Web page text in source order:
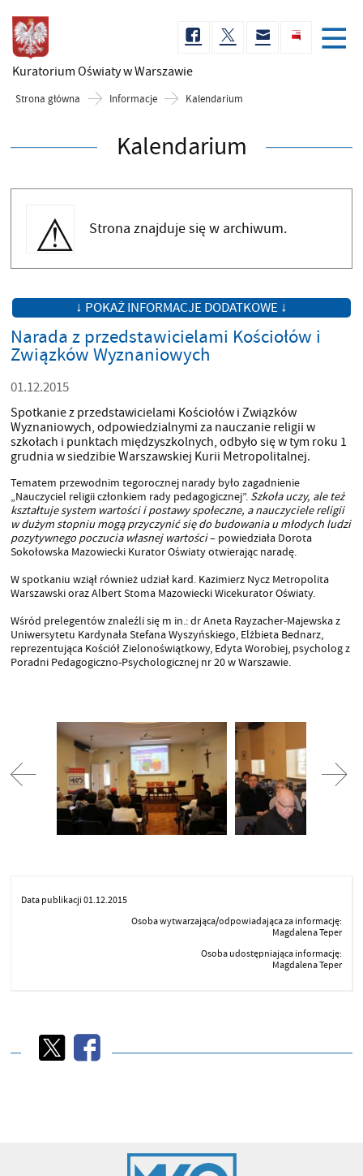
Kuratorium Oświatyw Warszawie
Strona główna Informacje Kalendarium
Kalendarium
Strona znajduje się w archiwum.
↓ POKAŻ INFORMACJE DODATKOWE ↓
Narada z przedstawicielami Kościołów i
Związków Wyznaniowych
01.12.2015
Spotkanie z przedstawicielami Kościołów i Związków
Wyznaniowych, odpowiedzialnymi za nauczanie religii w
szkołach i punktach międzyszkolnych, odbyło się w tym roku 1
grudnia w siedzibie Warszawskiej Kurii Metropolitalnej.
Tematem przewodnim tegorocznej narady było zagadnienie
„Nauczyciel religii członkiem rady pedagogicznej”. Szkoła uczy, ale też
kształtuje system wartości i postawy społeczne, a nauczyciele religii
w dużym stopniu mogą przyczynić się do budowania u młodych ludzi
pozytywnego poczucia własnej wartości– powiedziała Dorota
Sokołowska Mazowiecki Kurator Oświaty otwierając naradę.
W spotkaniu wziął również udział kard. Kazimierz Nycz Metropolita
Warszawski oraz Albert Stoma Mazowiecki Wicekurator Oświaty.
Wśród prelegentów znaleźli się m in.: dr Aneta Rayzacher-Majewska z
Uniwersytetu Kardynała Stefana Wyszyńskiego, Elżbieta Bednarz,
reprezentująca Kościół Zielonoświątkowy, Edyta Worobiej, psycholog z
Poradni Pedagogiczno-Psychologicznej nr 20 w Warszawie.
Data publikacji 01.12.2015
Osoba wytwarzająca/odpowiadająca za informację:
Magdalena Teper
Osoba udostępniająca informację:
Magdalena Teper